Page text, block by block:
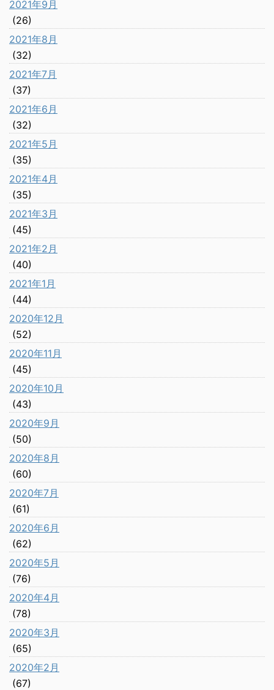
2021年9月
(26)
2021年8月
(32)
2021年7月
(37)
2021年6月
(32)
2021年5月
(35)
2021年4月
(35)
2021年3月
(45)
2021年2月
(40)
2021年1月
(44)
2020年12月
(52)
2020年11月
(45)
2020年10月
(43)
2020年9月
(50)
2020年8月
(60)
2020年7月
(61)
2020年6月
(62)
2020年5月
(76)
2020年4月
(78)
2020年3月
(65)
2020年2月
(67)